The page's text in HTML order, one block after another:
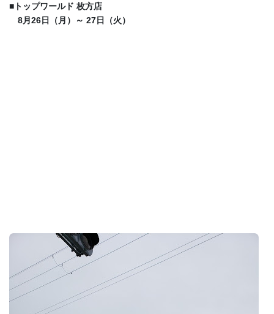
■ トップワールド 枚方店
8月26日（月）～ 27日（火）